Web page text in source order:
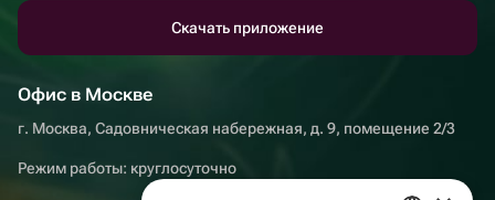
Скачать приложение
Офис в Москве
г. Москва, Садовническая набережная, д. 9, помещение 2/3
Режим работы: круглосуточно